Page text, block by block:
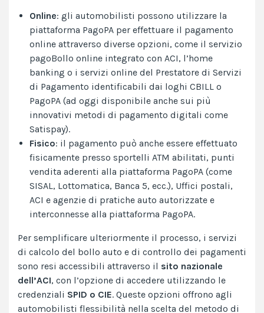
Online: gli automobilisti possono utilizzare la
piattaforma PagoPA per effettuare il pagamento
online attraverso diverse opzioni, come il servizio
pagoBollo online integrato con ACI, l’home
banking o i servizi online del Prestatore di Servizi
di Pagamento identificabili dai loghi CBILL o
PagoPA (ad oggi disponibile anche sui più
innovativi metodi di pagamento digitali come
Satispay).
Fisico: il pagamento può anche essere effettuato
fisicamente presso sportelli ATM abilitati, punti
vendita aderenti alla piattaforma PagoPA (come
SISAL, Lottomatica, Banca 5, ecc.), Uffici postali,
ACI e agenzie di pratiche auto autorizzate e
interconnesse alla piattaforma PagoPA.
Per semplificare ulteriormente il processo, i servizi
di calcolo del bollo auto e di controllo dei pagamenti
sono resi accessibili attraverso il sito nazionale
dell’ACI, con l’opzione di accedere utilizzando le
credenziali SPID o CIE. Queste opzioni offrono agli
automobilisti flessibilità nella scelta del metodo di